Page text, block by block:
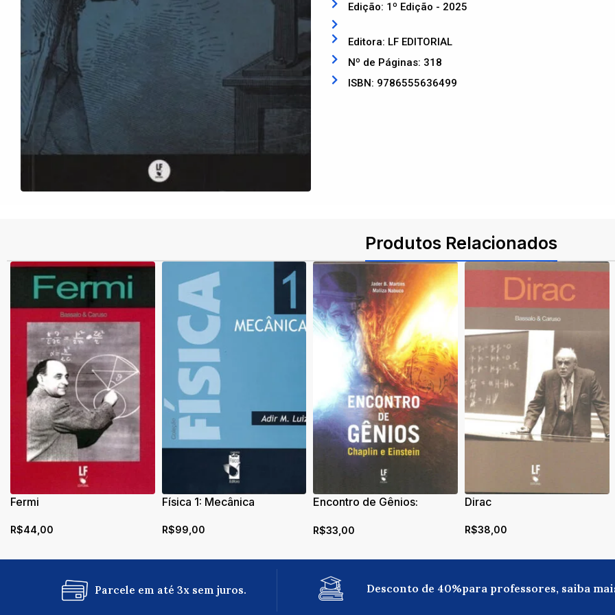
Edição: 1º Edição - 2025
Editora: LF EDITORIAL
Nº de Páginas: 318
ISBN: 9786555636499
Produtos Relacionados
Fermi
R$44,00
Física 1: Mecânica
R$99,00
Encontro de Gênios:
R$33,00
Dirac
R$38,00
Parcele em até 3x sem juros. Desconto de 40%para professores, saiba